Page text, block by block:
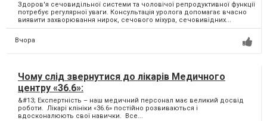
Здоров'я сечовидільної системи та чоловічої репродуктивної функції
потребує регулярної уваги. Консультація уролога допомагає вчасно
виявити захворювання нирок, сечового міхура, сечовивідних...
Вчора
Чому слід звернутися до лікарів Медичного
центру «36.6»:
&#13; Експертність – наш медичний персонал має великий досвід
роботи. Лікарі клініки «36.6» постійно розвиваються і
вдосконалюють свої навички. Все...